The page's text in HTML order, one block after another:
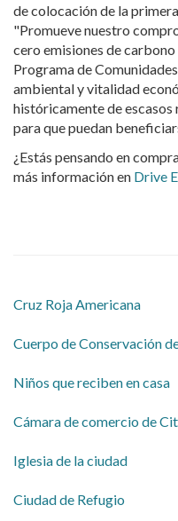
de colocación de la
"Promueve nuestro
cero emisiones de
Programa de
ambiental y vitalidad
históricamente de
para que puedan
¿Estás pensando en
más información en Drive
Cruz Roja Americana
Cuerpo de Conservación
Niños que reciben en casa
Cámara de comercio de
Iglesia de la ciudad
Ciudad de Refugio